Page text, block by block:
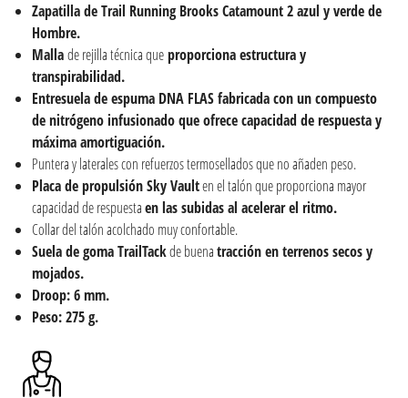
Zapatilla de Trail Running Brooks Catamount 2 azul y verde de
Hombre.
Mallade rejilla técnica queproporciona estructura y
transpirabilidad.
Entresuela de espuma DNA FLAS fabricada con un compuesto
denitrógeno infusionado que ofrece capacidad de respuesta y
máxima amortiguación.
Puntera y laterales con refuerzos termosellados que no añaden peso.
Placa de propulsión Sky Vaulten el talón que proporciona mayor
capacidad de respuestaen las subidas al acelerar el ritmo.
Collar del talón acolchado muy confortable.
Suela de goma TrailTackde buenatracción en terrenos secos y
mojados.
Droop: 6 mm.
Peso: 275 g.